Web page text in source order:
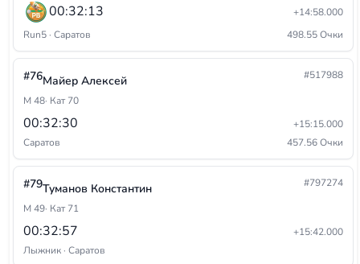
00:32:13
+14:58.000
Run5 · Саратов
498.55 Очки
#76Майер Алексей
#517988
М 48· Кат 70
00:32:30
+15:15.000
Саратов
457.56 Очки
#79Туманов Константин
#797274
М 49· Кат 71
00:32:57
+15:42.000
Лыжник · Саратов